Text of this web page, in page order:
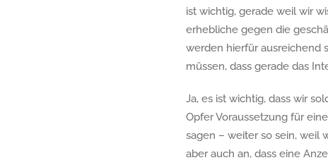
ist wichtig, gerade weil wir
erhebliche gegen die
werden hierfür ausreichend
müssen, dass gerade das
Ja, es ist wichtig, dass wir
Opfer Voraussetzung für
sagen – weiter so sein, weil
aber auch an, dass eine